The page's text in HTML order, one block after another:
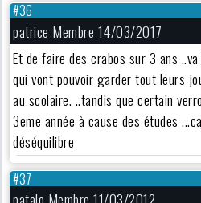
#36
patrice Membre 14/03/2017
Et de faire des crabos sur 3 ans
qui vont pouvoir garder tout leurs
au scolaire. ..tandis que certain
3eme année à cause des études
déséquilibre
#37